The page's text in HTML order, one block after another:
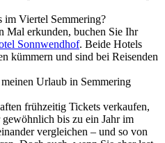
im Viertel Semmering?
Mal erkunden, buchen Sie Ihr
Sonnwendhof. Beide Hotels
kümmern und sind bei Reisenden
Urlaub in Semmering
frühzeitig Tickets verkaufen,
bis zu ein Jahr im
vergleichen – und so von